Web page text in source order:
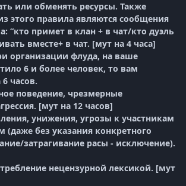
или обменять ресурсы. Также
этого правила являются сообщения
“кто примет в клан + в чат/кто дуэль
вместе+ в чат. [мут на 4 часа]
организации флуда, на ваше
6 и более человек, то вам
часов.
поведение, чрезмерные
[мут на 12 часов]
унижения, угрозы к участникам
(даже без указания конкретного
затрагивание расы - исключение).
нецензурной лексикой. [мут